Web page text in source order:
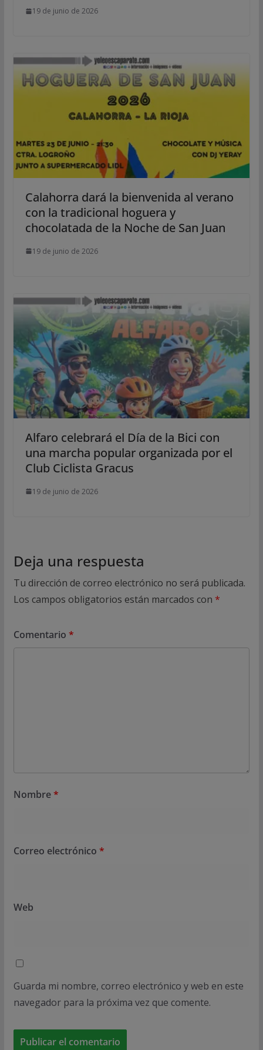
19 de junio de 2026
Calahorra dará la bienvenida al verano
con la tradicional hoguera y
chocolatada de la Noche de San Juan
19 de junio de 2026
Alfaro celebrará el Día de la Bici con
una marcha popular organizada por el
Club Ciclista Gracus
19 de junio de 2026
Deja una respuesta
Tu dirección de correo electrónico no será publicada.
Los campos obligatorios están marcados con *
Comentario *
Nombre*
Correo electrónico *
Web
Guarda mi nombre, correo electrónico y web en este
navegador para la próxima vez que comente.